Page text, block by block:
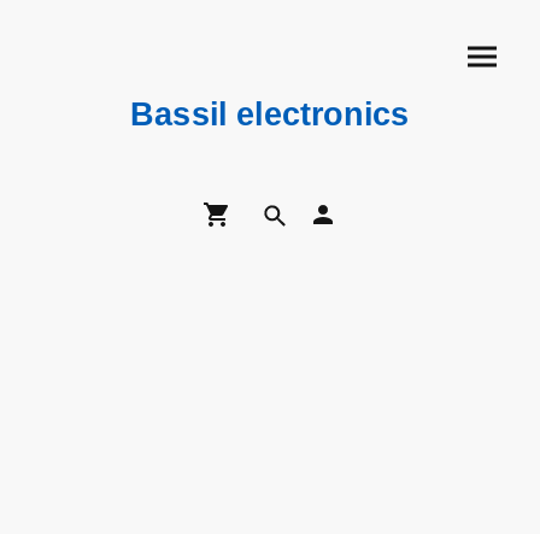
Bassil electronics